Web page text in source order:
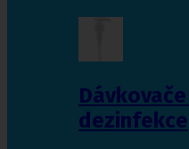
dezinfekce